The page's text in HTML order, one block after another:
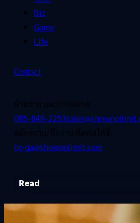
Biz
Game
Life
Contact
ฝ่ายขาย และการตลาด
085-848-2253
สมัครงาน/ฝึกงาน ติดต่อได้ที่
hr-ga@shownolimit.com
Read